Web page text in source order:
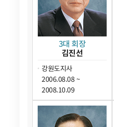
3대 회장
김진선
강원도지사
2006.08.08 ~
2008.10.09